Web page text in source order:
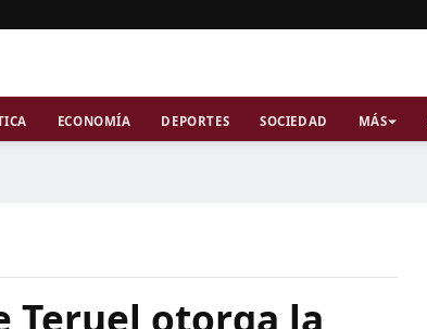
ECONOMÍA DEPORTES SOCIEDAD MÁS
Teruel otorga la